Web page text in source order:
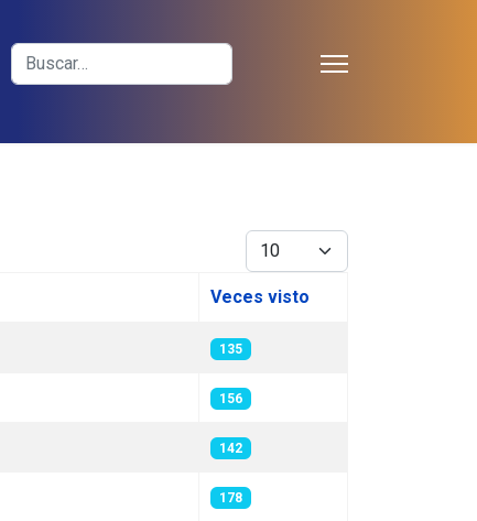
Buscar
Cantidad
Veces visto
135
156
142
178